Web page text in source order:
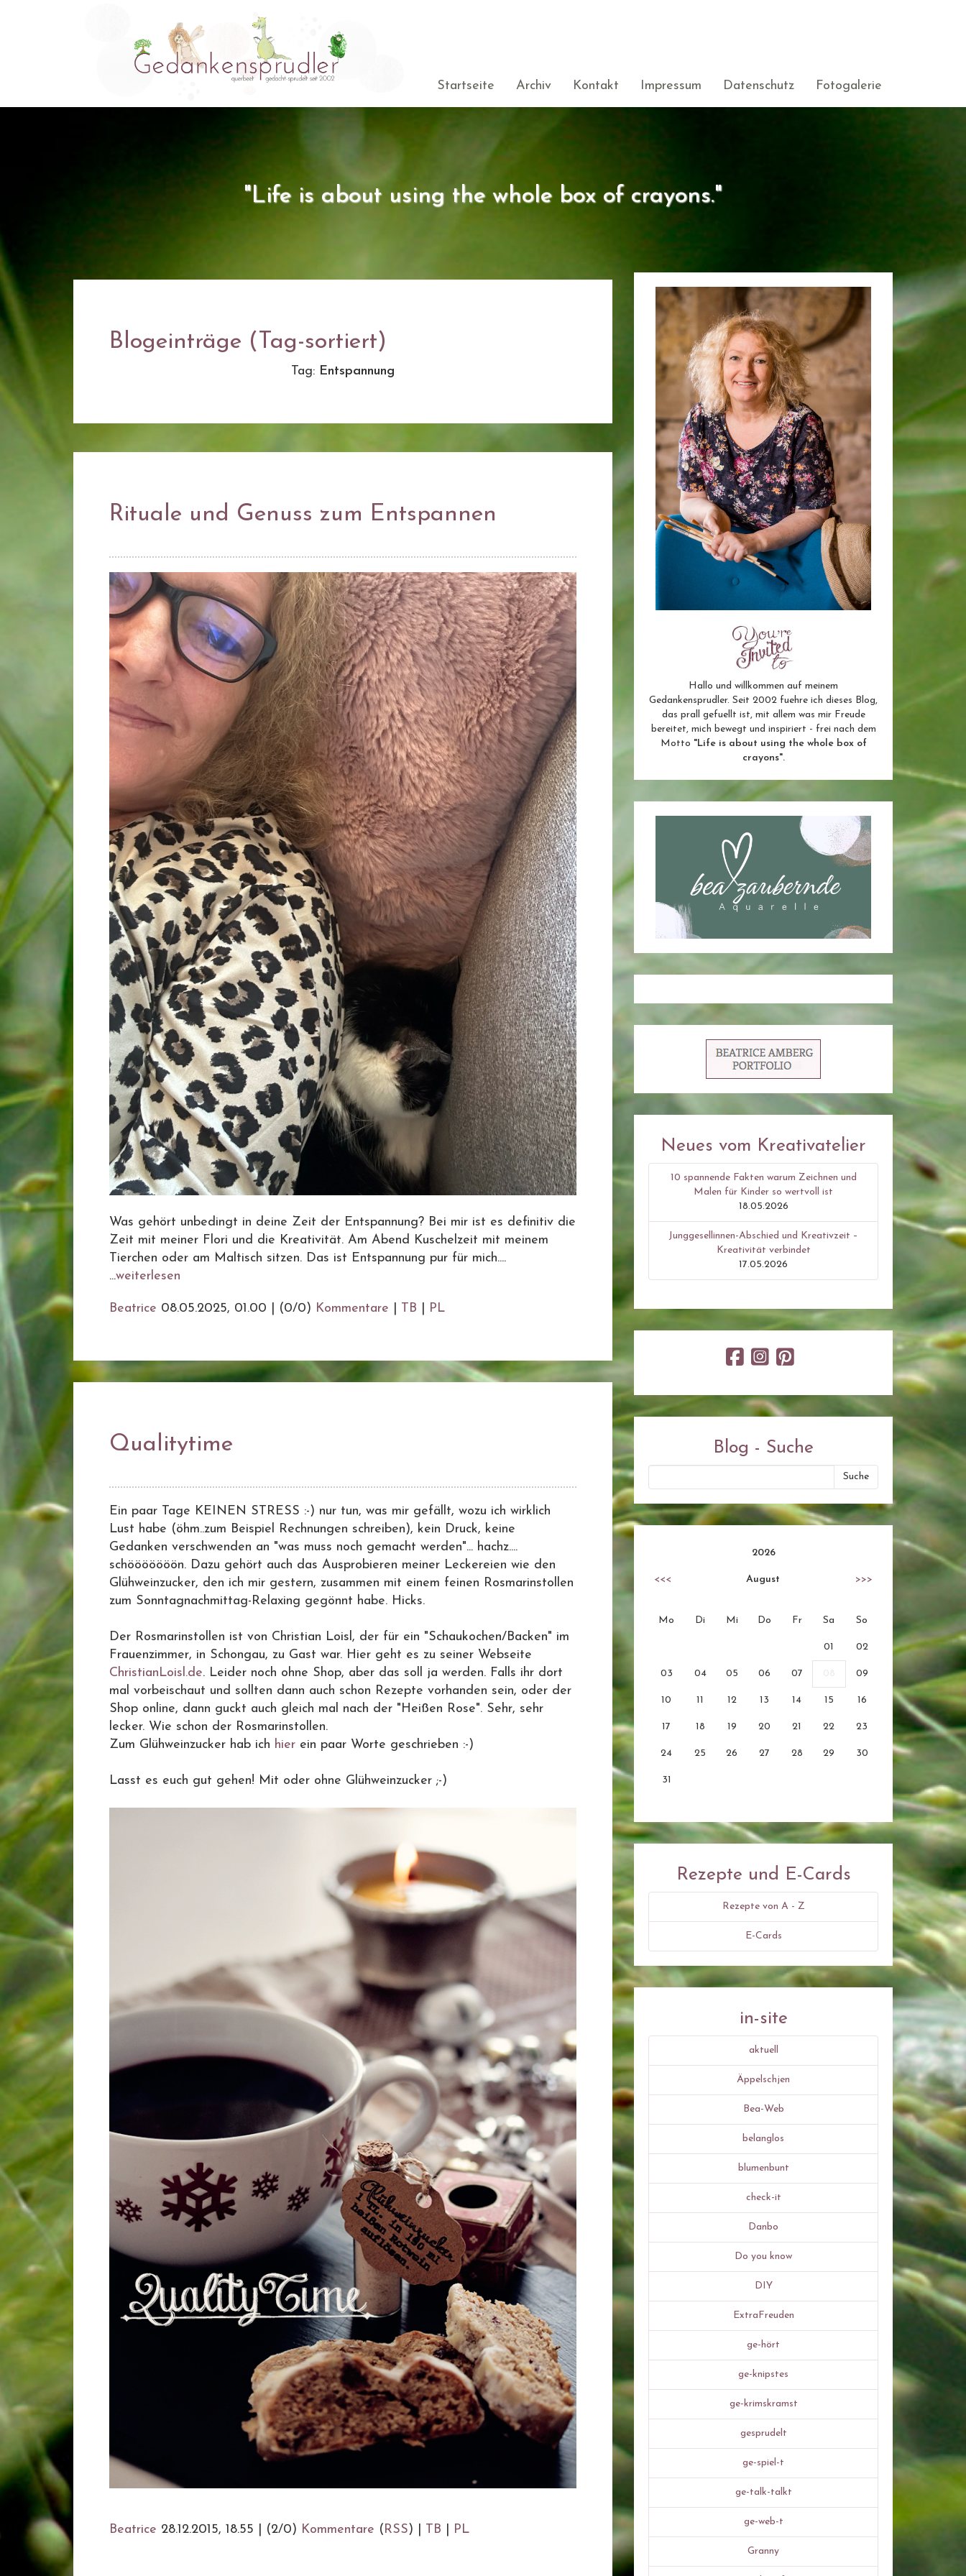
Startseite Archiv Kontakt Impressum Datenschutz Fotogalerie
"Life is about using the whole box of crayons."
Blogeinträge (Tag-sortiert)
Tag: Entspannung
Rituale und Genuss zum Entspannen
Was gehört unbedingt in deine Zeit der Entspannung? Bei mir ist es definitiv die
Zeit mit meiner Flori und die Kreativität. Am Abend Kuschelzeit mit meinem
Tierchen oder am Maltisch sitzen. Das ist Entspannung pur für mich....
...weiterlesen
Beatrice 08.05.2025, 01.00 (0/0) Kommentare TB PL
Qualitytime
Ein paar Tage KEINEN STRESS :-) nur tun, was mir gefällt, wozu ich wirklich
Lust habe (öhm..zum Beispiel Rechnungen schreiben), kein Druck, keine
Gedanken verschwenden an "was muss noch gemacht werden"... hachz....
schööööööön. Dazu gehört auch das Ausprobieren meiner Leckereien wie den
Glühweinzucker, den ich mir gestern, zusammen mit einem feinen Rosmarinstollen
zum Sonntagnachmittag-Relaxing gegönnt habe. Hicks.
Der Rosmarinstollen ist von Christian Loisl, der für ein "Schaukochen/Backen" im
Frauenzimmer, in Schongau, zu Gast war. Hier geht es zu seiner Webseite
ChristianLoisl.de. Leider noch ohne Shop, aber das soll ja werden. Falls ihr dort
mal vorbeischaut und sollten dann auch schon Rezepte vorhanden sein, oder der
Shop online, dann guckt auch gleich mal nach der "Heißen Rose". Sehr, sehr
lecker. Wie schon der Rosmarinstollen.
Zum Glühweinzucker hab ich hier ein paar Worte geschrieben :-)
Lasst es euch gut gehen! Mit oder ohne Glühweinzucker ;-)
Beatrice 28.12.2015, 18.55 (2/0) Kommentare ( RSS) | TB PL
Hallo und willkommen auf meinem
Gedankensprudler. Seit 2002 fuehre ich dieses Blog,
das prall gefuellt ist, mit allem was mir Freude
bereitet, mich bewegt und inspiriert - frei nach dem
Motto "Life is about using the whole box of
crayons".
Neues vom Kreativatelier
10 spannende Fakten warum Zeichnen und
Malen für Kinder so wertvoll ist
18.05.2026
Junggesellinnen-Abschied und Kreativzeit –
Kreativität verbindet
17.05.2026
Blog - Suche
2026
<<< August >>>
Mo Di Mi Do Fr Sa So
01 02
03 04 05 06 07 08 09
10 11 12 13 14 15 16
17 18 19 20 21 22 23
24 25 26 27 28 29 30
31
Rezepte und E-Cards
Rezepte von A - Z
E-Cards
in-site
aktuell
Äppelschjen
Bea-Web
belanglos
blumenbunt
check-it
Danbo
Do you know
DIY
ExtraFreuden
ge-hört
ge-knipstes
ge-krimskramst
gesprudelt
ge-spiel-t
ge-talk-talkt
ge-web-t
Granny